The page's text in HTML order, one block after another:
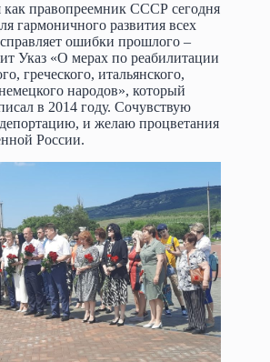
правопреемник СССР сегодня
гармоничного развития всех
ошибки прошлого –
Указ «О мерах по реабилитации
греческого, итальянского,
народов», который
в 2014 году. Сочувствую
и желаю процветания
России.